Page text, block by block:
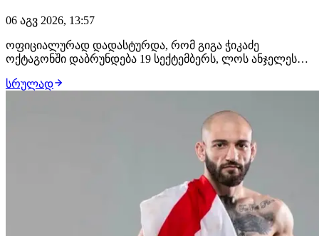
06 აგვ 2026, 13:57
ოფიციალურად დადასტურდა, რომ გიგა ჭიკაძე
ოქტაგონში დაბრუნდება 19 სექტემბერს, ლოს ანჯელესში
მებრძოლის მოწინააღმდეგე იქნება ჟოანდერსონ ბრიტო,
იგივე ქარდზე თანამთავარ ჩხუბში არმან ცარუკიანი
სრულად